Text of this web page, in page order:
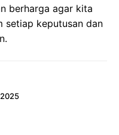
berharga agar kita
setiap keputusan dan